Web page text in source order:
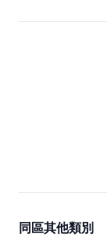
同區其他類別